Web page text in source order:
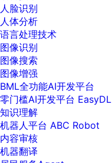
人脸识别
人体分析
语言处理技术
图像识别
图像搜索
图像增强
BML全功能AI开发平台
零门槛AI开发平台 EasyDL
知识理解
机器人平台 ABC Robot
内容审核
机器翻译